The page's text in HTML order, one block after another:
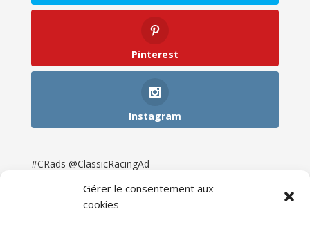
Gérer le consentement aux
cookies
Pinterest
Instagram
#CRads @ClassicRacingAd